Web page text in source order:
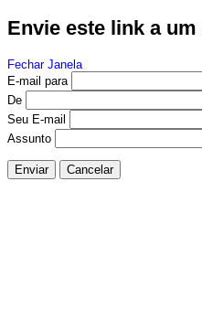
Envie este link a um
Fechar Janela
E-mail para
De
Seu E-mail
Assunto
Enviar Cancelar